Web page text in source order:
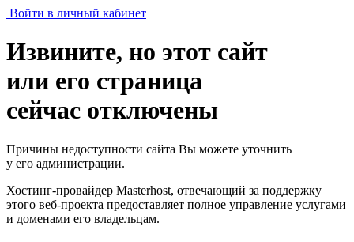
Войти в личный кабинет
Извините, но этот сайт
или его страница
сейчас отключены
Причины недоступности сайта Вы можете уточнить
у его администрации.
Хостинг-провайдер Masterhost, отвечающий за поддержку
этого веб-проекта предоставляет полное управление услугами
и доменами его владельцам.